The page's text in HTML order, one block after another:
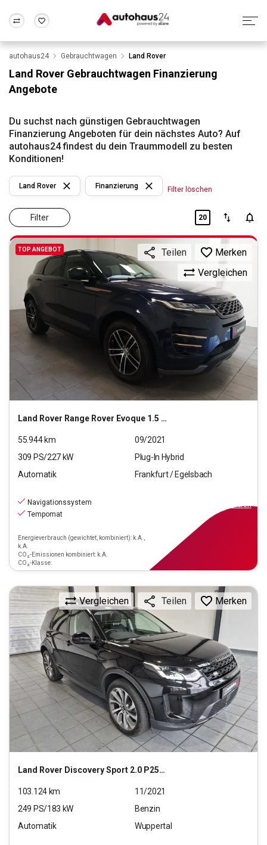
Wir bewerten dein Auto
Alle Fragen & Antworten
Rund um die Inzahlungnahme
autohaus24 Gebrauchtwagen Land Rover
Land Rover Gebrauchtwagen Finanzierung
Angebote
Du suchst nach günstigen Gebrauchtwagen
Finanzierung Angeboten für dein nächstes Auto? Auf
autohaus24 findest du dein Traummodell zu besten
Konditionen!
Filter
Land Rover Finanzierung Filter löschen
20
TOP ANGEBOT
Land Rover Range Rover Evoque 1.5 P300e Hybrid R-Dynamic S
Vergleichen
Teilen Merken
55.944km
09/2021
309 PS/227 kW
Plug-In Hybrid
Automatik
Frankfurt / Egelsbach
Navigationssystem
Tempomat
Energieverbrauch (gewichtet, kombiniert): k.A.,
k.A.
CO₂-Emissionen kombiniert: k.A.
CO₂-Klasse:
finanzieren
Land Rover Discovery Sport 2.0 P250 SE AWD Start/Stopp (EURO
Vergleichen Teilen Merken
103.124km
11/2021
249 PS/183 kW
Benzin
Automatik
Wuppertal